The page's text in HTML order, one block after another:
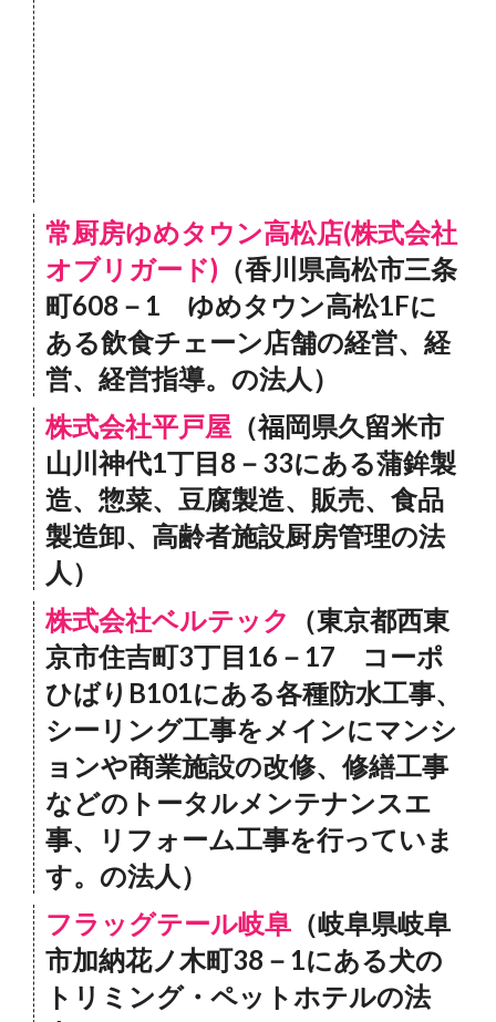
常厨房ゆめタウン高松店(株式会社
オブリガード) （香川県高松市三条
町608－1 ゆめタウン高松1Fに
ある飲食チェーン店舗の経営、経
営、経営指導。の法人）
株式会社平戸屋 （福岡県久留米市
山川神代1丁目8－33にある蒲鉾製
造、惣菜、豆腐製造、販売、食品
製造卸、高齢者施設厨房管理の法
人）
株式会社ベルテック
（東京都西東
京市住吉町3丁目16－17 コーポ
ひばりB101にある各種防水工事、
シーリング工事をメインにマンシ
ョンや商業施設の改修、修繕工事
などのトータルメンテナンスエ
事、リフォーム工事を行っていま
す。の法人）
フラッグテール岐阜 （岐阜県岐阜
市加納花ノ木町38－1にある犬の
トリミング・ペットホテルの法